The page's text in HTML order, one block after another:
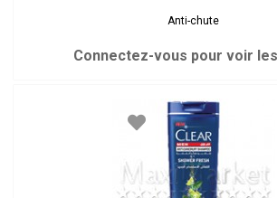
Anti-chute
Connectez-vous pour voir